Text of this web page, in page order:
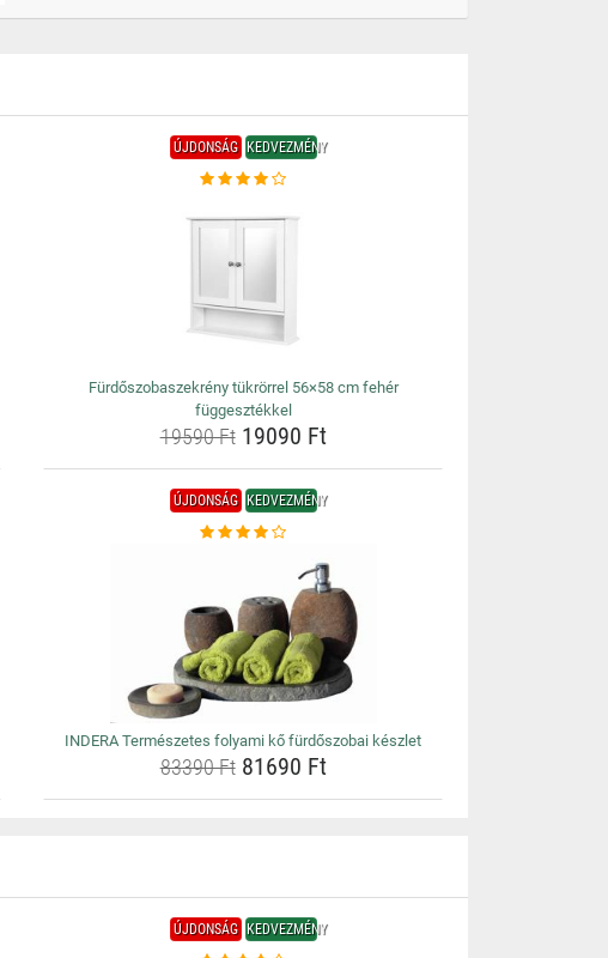
ÚJDONSÁG KEDVEZMÉNY
Fürdőszobaszekrény tükrörrel 56×58 cm fehér
függesztékkel
19590 Ft19090 Ft
ÚJDONSÁG KEDVEZMÉNY
INDERA Természetes folyami kő fürdőszobai készlet
83390 Ft81690 Ft
ÚJDONSÁG KEDVEZMÉNY